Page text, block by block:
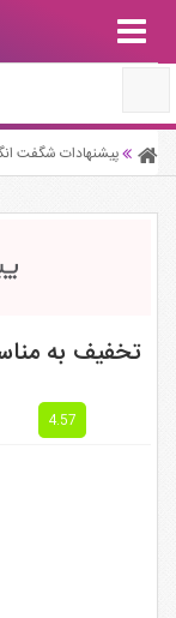
پیشنهادات شگفت
تخفیف به
4.57